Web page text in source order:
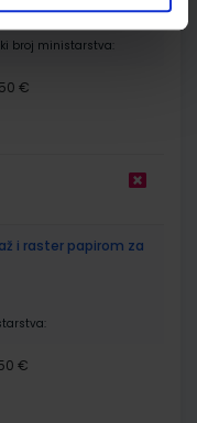
broj ministarstva:
€
i raster papirom za
€